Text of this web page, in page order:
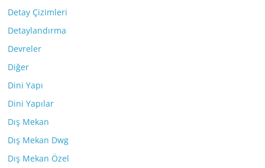
Detay Çizimleri
Detaylandırma
Devreler
Diğer
Dini Yapı
Dini Yapılar
Dış Mekan
Dış Mekan Dwg
Dış Mekan Özel